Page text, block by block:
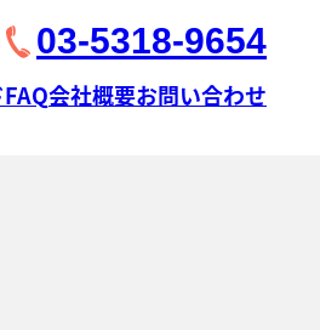
03-5318-9654
FAQ会社概要お問い合わせ